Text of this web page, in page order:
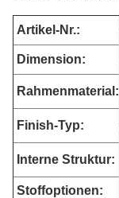
Artikel-Nr.:
Dimension:
Rahmenmaterial:
Finish-Typ:
Interne Struktur:
Stoffoptionen: